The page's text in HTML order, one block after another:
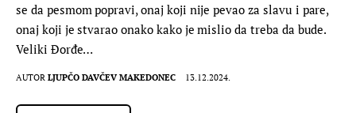
se da pesmom popravi, onaj koji nije pevao za slavu i pare,
onaj koji je stvarao onako kako je mislio da treba da bude.
Veliki Đorđe…
AUTOR LJUPČO DAVČEV MAKEDONEC 13.12.2024.